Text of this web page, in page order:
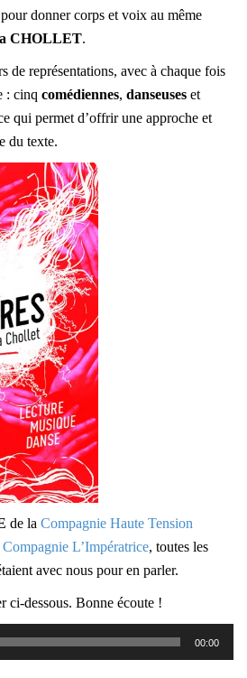
donner corps et voix au même
CHOLLET.
de représentations, avec à chaque fois
: cinq comédiennes, danseuses et
qui permet d’offrir une approche et
du texte.
de la Compagnie Haute Tension
Compagnie L’Impératrice, toutes les
avec nous pour en parler.
ci-dessous. Bonne écoute !
00:00